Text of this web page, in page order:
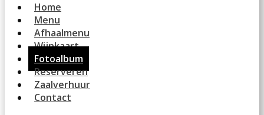
Home
Menu
Afhaalmenu
Wijnkaart
Fotoalbum
Reserveren
Zaalverhuur
Contact